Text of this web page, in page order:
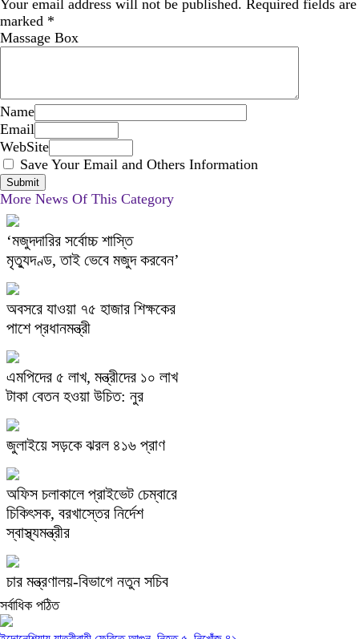
Your email address will not be published. Required fields are
marked *
Massage Box
Name
Email
WebSite
Save Your Email and Others Information
More News Of This Category
‘মজুদদারির সর্বোচ্চ শাস্তি
মৃত্যুদণ্ড, তাই ভেবে মজুদ করবেন’
অবসরে যাওয়া ৭৫ হাজার শিক্ষকের
পাশে প্রধানমন্ত্রী
এমপিদের ৫ লাখ, মন্ত্রীদের ১০ লাখ
টাকা বেতন হওয়া উচিত: নুর
জুলাইয়ে সড়কে ঝরল ৪১৬ প্রাণ
অফিস চলাকালে প্রাইভেট চেম্বারে
চিকিৎসক, বরখাস্তের নির্দেশ
স্বাস্থ্যমন্ত্রীর
চার মন্ত্রণালয়-বিভাগে নতুন সচিব
সর্বাধিক পঠিত